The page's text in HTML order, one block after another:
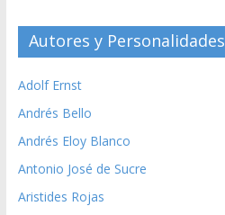
Autores y Personalidades
Adolf Ernst
Andrés Bello
Andrés Eloy Blanco
Antonio José de Sucre
Aristides Rojas